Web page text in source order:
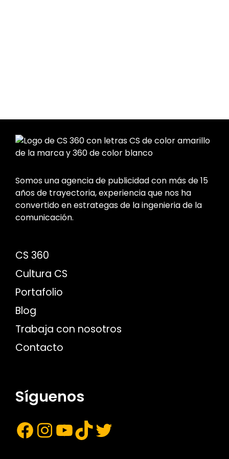
Somos una agencia de publicidad con más de 15
años de trayectoria, experiencia que nos ha
convertido en estrategas de la ingenieria de la
comunicación.
CS 360
Cultura CS
Portafolio
Blog
Trabaja con nosotros
Contacto
Síguenos